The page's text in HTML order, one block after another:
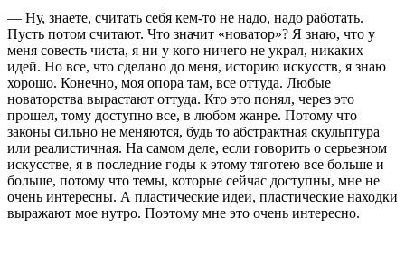
— Ну, знаете, считать себя кем-то не надо, надо работать.
Пусть потом считают. Что значит «новатор»? Я знаю, что у
меня совесть чиста, я ни у кого ничего не украл, никаких
идей. Но все, что сделано до меня, историю искусств, я знаю
хорошо. Конечно, моя опора там, все оттуда. Любые
новаторства вырастают оттуда. Кто это понял, через это
прошел, тому доступно все, в любом жанре. Потому что
законы сильно не меняются, будь то абстрактная скульптура
или реалистичная. На самом деле, если говорить о серьезном
искусстве, я в последние годы к этому тяготею все больше и
больше, потому что темы, которые сейчас доступны, мне не
очень интересны. А пластические идеи, пластические находки
выражают мое нутро. Поэтому мне это очень интересно.